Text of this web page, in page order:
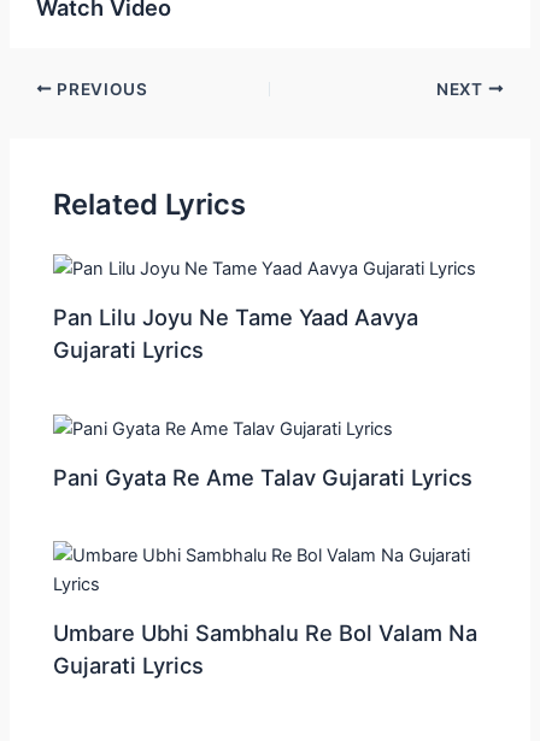
Watch Video
Post
PREVIOUS NEXT
Related Lyrics
Pan Lilu Joyu Ne Tame Yaad Aavya
Gujarati Lyrics
Pani Gyata Re Ame Talav Gujarati Lyrics
Umbare Ubhi Sambhalu Re Bol Valam Na
Gujarati Lyrics